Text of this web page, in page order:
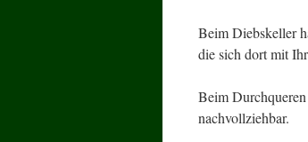
Beim Diebskeller
die sich dort mit
Beim
nachvollziehbar.